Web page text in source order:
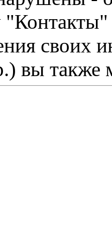
"Контакты"
своих
вы также